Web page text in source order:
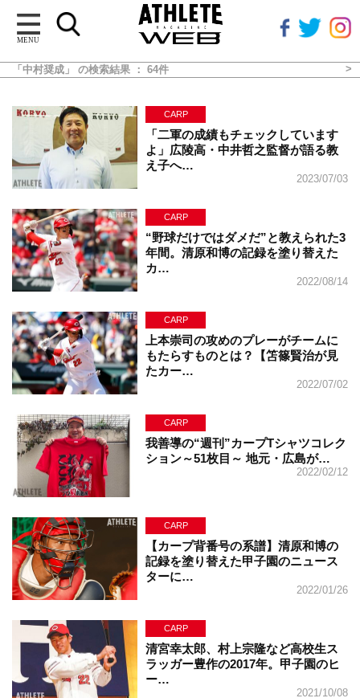
MENU
「中村奨成」 の検索結果 ： 64件
CARP
「二軍の成績もチェックしています
よ」広陵高・中井哲之監督が語る教
え子へ…
2023/07/03
CARP
“野球だけではダメだ”と教えられた3
年間。清原和博の記録を塗り替えた
カ…
2022/08/14
CARP
上本崇司の攻めのプレーがチームに
もたらすものとは？【笘篠賢治が見
たカー…
2022/07/02
CARP
我善導の“週刊”カープTシャツコレク
ション～51枚目～ 地元・広島が…
2022/02/12
CARP
【カープ背番号の系譜】清原和博の
記録を塗り替えた甲子園のニュース
ターに…
2022/01/26
CARP
清宮幸太郎、村上宗隆など高校生ス
ラッガー豊作の2017年。甲子園のヒ
ー…
2021/10/08